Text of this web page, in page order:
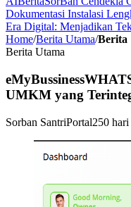
Dokumentasi Instalasi
Era Digital: Menjadikan
Home/Berita Utama/Berita
Berita Utama
UMKM yang
Sorban SantriPortal250